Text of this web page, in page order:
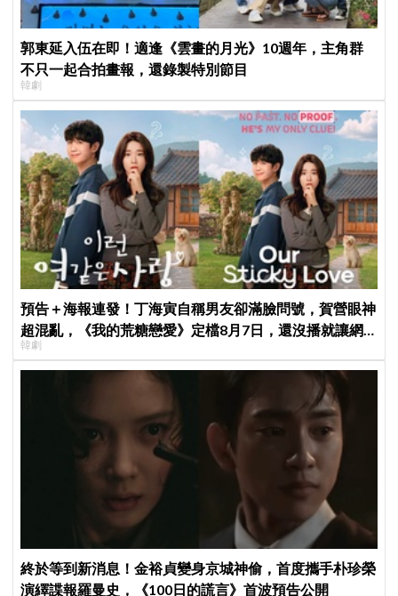
郭東延入伍在即！適逢《雲畫的月光》10週年，主角群
不只一起合拍畫報，還錄製特別節目
韓劇
預告＋海報連發！丁海寅自稱男友卻滿臉問號，賀營眼神
超混亂，《我的荒糖戀愛》定檔8月7日，還沒播就讓網
友瘋猜結局
韓劇
終於等到新消息！金裕貞變身京城神偷，首度攜手朴珍榮
演繹諜報羅曼史，《100日的謊言》首波預告公開